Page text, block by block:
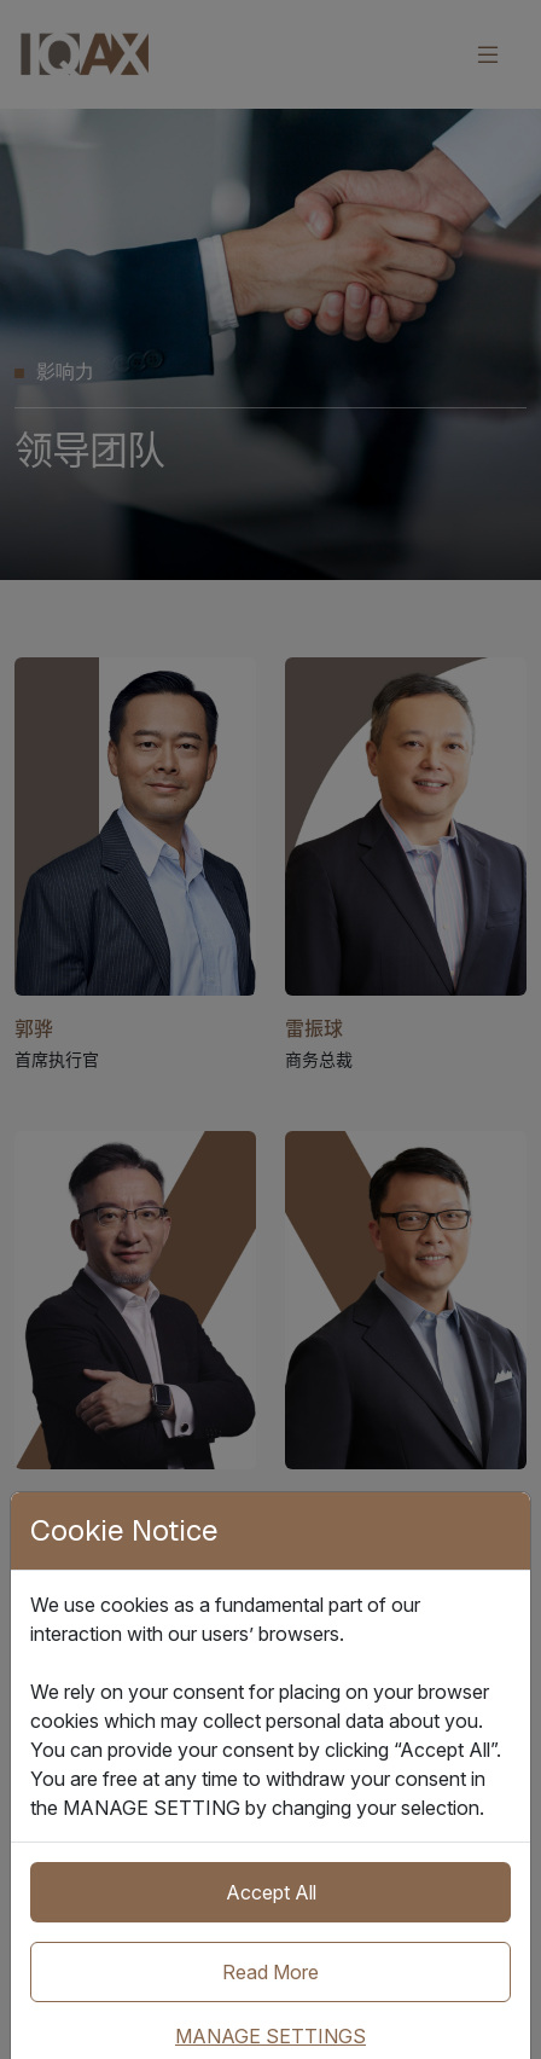
影响力
领导团队
郭骅
首席执行官
雷振球
商务总裁
戴国强
市场营销总裁
客户成功副总裁
Cookie Notice
We use cookies as a fundamental part of our
interaction with our users’ browsers.
We rely on your consent for placing on your browser
cookies which may collect personal data about you.
You can provide your consent by clicking “Accept All”.
You are free at any time to withdraw your consent in
the MANAGE SETTING by changing your selection.
Accept All
Read More
MANAGE SETTINGS